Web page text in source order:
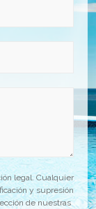
legal. Cualquier
y supresión
de nuestras